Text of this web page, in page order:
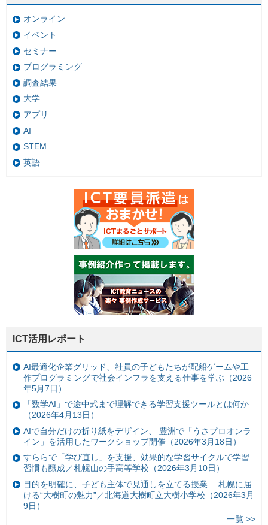
オンライン
イベント
セミナー
プログラミング
調査結果
大学
アプリ
AI
STEM
英語
ICT活用レポート
AI最適化企業グリッド、社員の子どもたちが配船ゲームや工
作プログラミングで社会インフラを支える仕事を学ぶ（2026
年5月7日）
「数学AI」で途中式まで理解できる学習支援ツールとは何か
（2026年4月13日）
AIで自分だけの折り紙をデザイン、 豊洲で「うさプロオンラ
イン」を活用したワークショップ開催（2026年3月18日）
すららで「学び直し」を支援、効果的な学習サイクルで学習
習慣も醸成／札幌山の手高等学校（2026年3月10日）
目的を明確に、子ども主体で見通しを立てる授業— 札幌に届
ける“大樹町の魅力”／北海道大樹町立大樹小学校（2026年3月
9日）
一覧 >>